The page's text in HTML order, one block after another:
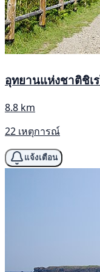
อุทยานแห่งชาติชิเ
8.8 km
22 เหตุการณ์
แจ้งเตือน